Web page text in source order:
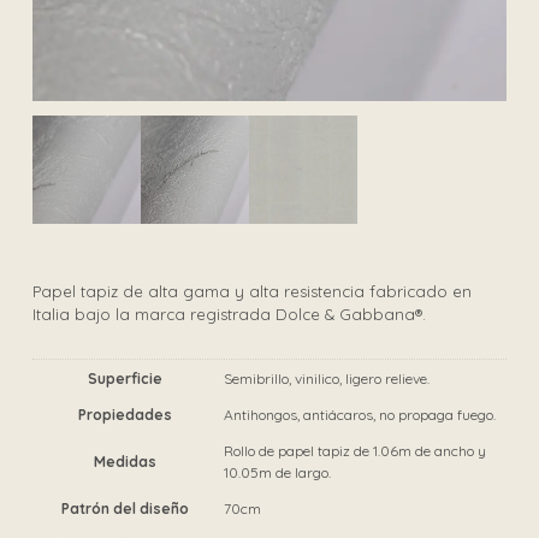
Papel tapiz de alta gama y alta resistencia fabricado en
Italia bajo la marca registrada Dolce & Gabbana®.
Superficie
Semibrillo, vinilico, ligero relieve.
Propiedades
Antihongos, antiácaros, no propaga fuego.
Medidas
Rollo de papel tapiz de 1.06m de ancho y
10.05m de largo.
Patrón del diseño
70cm